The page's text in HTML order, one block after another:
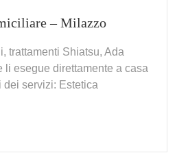
– Milazzo
trattamenti Shiatsu, Ada
li esegue direttamente a casa
dei servizi: Estetica